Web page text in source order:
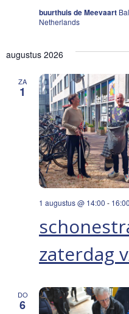
buurthuis de Meevaart
Netherlands
augustus 2026
ZA
1
zaterdag
1 augustus @ 14:00 - 16:00
DO
6